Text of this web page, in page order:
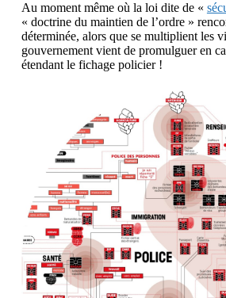
Au moment même où la loi dite de «
« doctrine du maintien de l’ordre »
déterminée, alors que se multiplient les
gouvernement vient de promulguer en
étendant le fichage policier !